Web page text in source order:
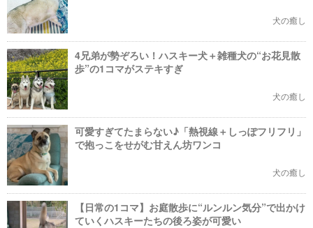
犬の癒し
4兄弟が勢ぞろい！ハスキー犬＋雑種犬の“お花見散
歩”の1コマがステキすぎ
犬の癒し
可愛すぎてたまらない♪「熱視線＋しっぽフリフリ」
で抱っこをせがむ甘えん坊ワンコ
犬の癒し
【日常の1コマ】お庭散歩に“ルンルン気分”で出かけ
ていくハスキーたちの後ろ姿が可愛い